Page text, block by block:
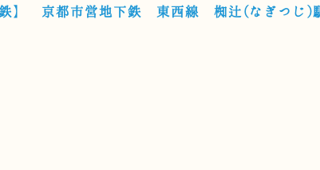
鉄】 京都市営地下鉄 東西線 椥辻(なぎつじ)